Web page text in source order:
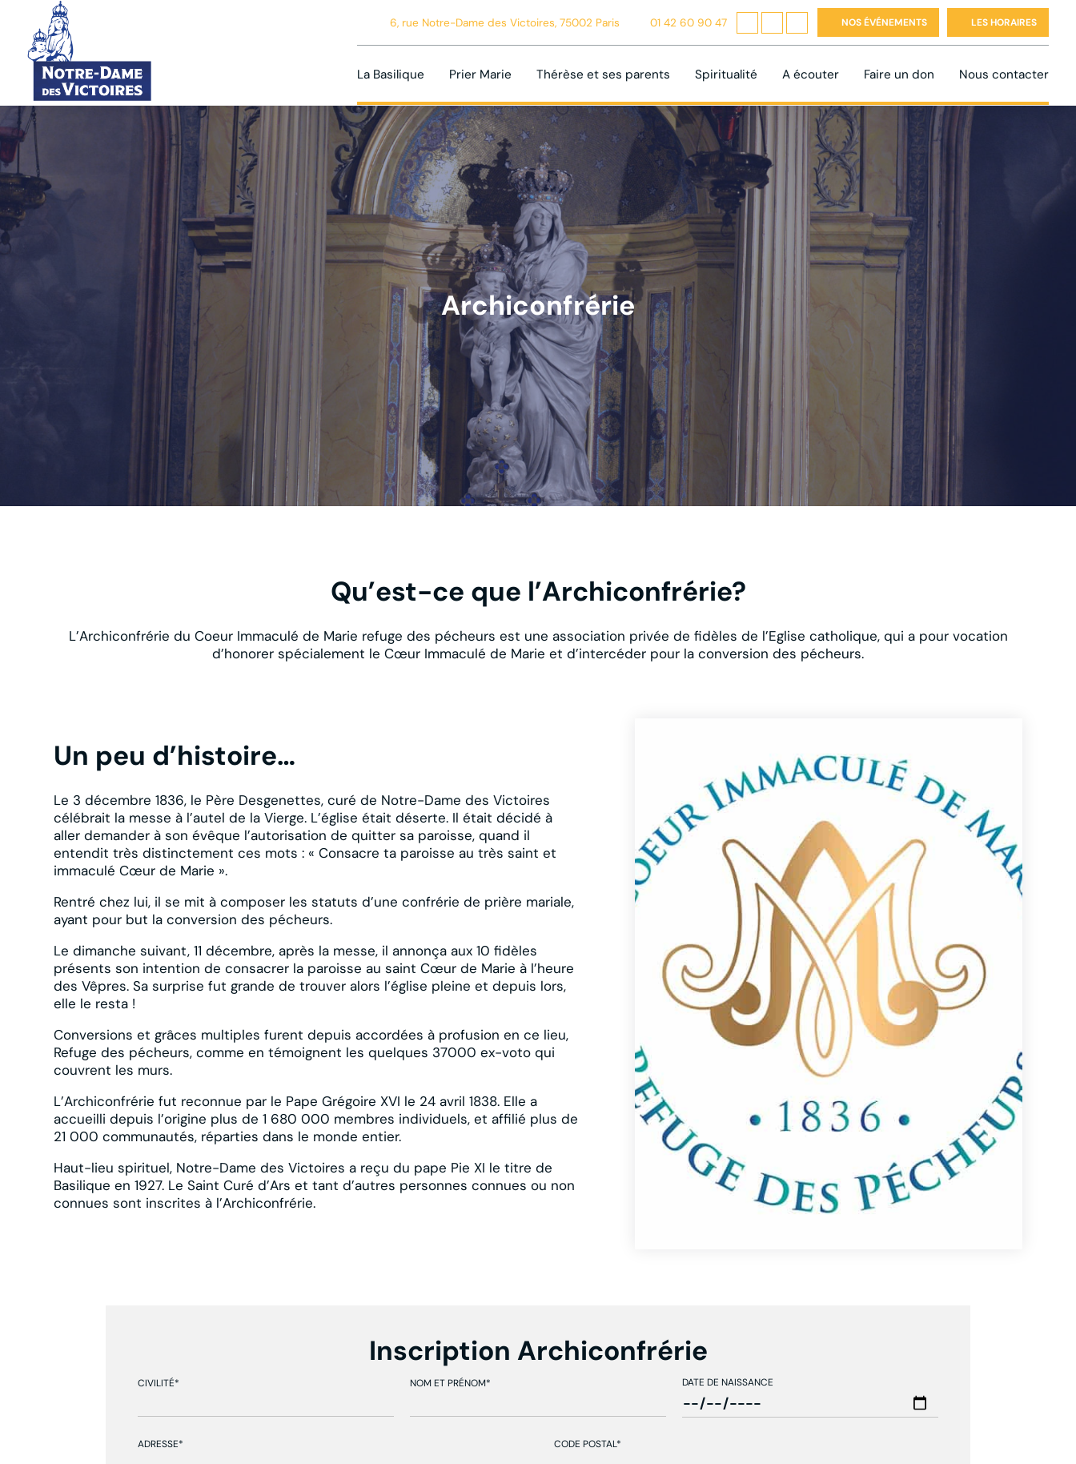
6, rue Notre-Dame des Victoires, 75002 Paris 01 42 60 90 47 NOS ÉVÉNEMENTS LES HORAIRES
La Basilique Prier Marie Thérèse et ses parents Spiritualité A écouter Faire un don Nous contacter
Archiconfrérie
Qu’est-ce que l’Archiconfrérie?
L’Archiconfrérie du Coeur Immaculé de Marie refuge des pécheurs est une association privée de fidèles de l’Eglise catholique, qui a pour vocation
d’honorer spécialement le Cœur Immaculé de Marie et d’intercéder pour la conversion des pécheurs.
Un peu d’histoire…
Le 3 décembre 1836, le Père Desgenettes, curé de Notre-Dame des Victoires
célébrait la messe à l’autel de la Vierge. L’église était déserte. Il était décidé à
aller demander à son évêque l’autorisation de quitter sa paroisse, quand il
entendit très distinctement ces mots : « Consacre ta paroisse au très saint et
immaculé Cœur de Marie ».
Rentré chez lui, il se mit à composer les statuts d’une confrérie de prière mariale,
ayant pour but la conversion des pécheurs.
Le dimanche suivant, 11 décembre, après la messe, il annonça aux 10 fidèles
présents son intention de consacrer la paroisse au saint Cœur de Marie à l’heure
des Vêpres. Sa surprise fut grande de trouver alors l’église pleine et depuis lors,
elle le resta !
Conversions et grâces multiples furent depuis accordées à profusion en ce lieu,
Refuge des pécheurs, comme en témoignent les quelques 37000 ex-voto qui
couvrent les murs.
L’Archiconfrérie fut reconnue par le Pape Grégoire XVI le 24 avril 1838. Elle a
accueilli depuis l’origine plus de 1 680 000 membres individuels, et affilié plus de
21 000 communautés, réparties dans le monde entier.
Haut-lieu spirituel, Notre-Dame des Victoires a reçu du pape Pie XI le titre de
Basilique en 1927. Le Saint Curé d’Ars et tant d’autres personnes connues ou non
connues sont inscrites à l’Archiconfrérie.
Inscription Archiconfrérie
CIVILITÉ* NOM ET PRÉNOM* DATE DE NAISSANCE
ADRESSE* CODE POSTAL*